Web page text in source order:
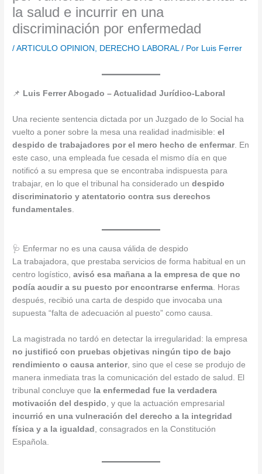
la salud e incurrir en una
discriminación por enfermedad
/ARTICULO OPINION , DERECHO LABORAL/ Por Luis Ferrer
📌 Luis Ferrer Abogado – Actualidad Jurídico-Laboral
Una reciente sentencia dictada por un Juzgado de lo Social ha
vuelto a poner sobre la mesa una realidad inadmisible:el
despido de trabajadores por el mero hecho de enfermar. En
este caso, una empleada fue cesada el mismo día en que
notificó a su empresa que se encontraba indispuesta para
trabajar, en lo que el tribunal ha considerado undespido
discriminatorio y atentatorio contra sus derechos
fundamentales
🩺 Enfermar no es una causa válida de despido
La trabajadora, que prestaba servicios de forma habitual en un
centro logístico,avisó esa mañana a la empresa de que no
podía acudir a su puesto por encontrarse enferma . Horas
después, recibió una carta de despido que invocaba una
supuesta “falta de adecuación al puesto” como causa.
La magistrada no tardó en detectar la irregularidad: la empresa
no justificó con pruebas objetivas ningún tipo de bajo
rendimiento o causa anterior, sino que el cese se produjo de
manera inmediata tras la comunicación del estado de salud. El
tribunal concluye que la enfermedad fue la verdadera
motivación del despido , y que la actuación empresarial
incurrió en una vulneración del derecho a la integridad
física y a la igualdad , consagrados en la Constitución
Española.